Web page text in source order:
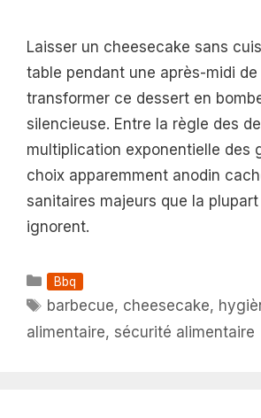
Laisser un cheesecake sans
table pendant une après-midi
transformer ce dessert en
silencieuse. Entre la règle des
multiplication exponentielle des
choix apparemment anodin
sanitaires majeurs que la
ignorent.
Catégories
Bbq
Étiquettes
barbecue, cheesecake,
alimentaire, sécurité alimentaire